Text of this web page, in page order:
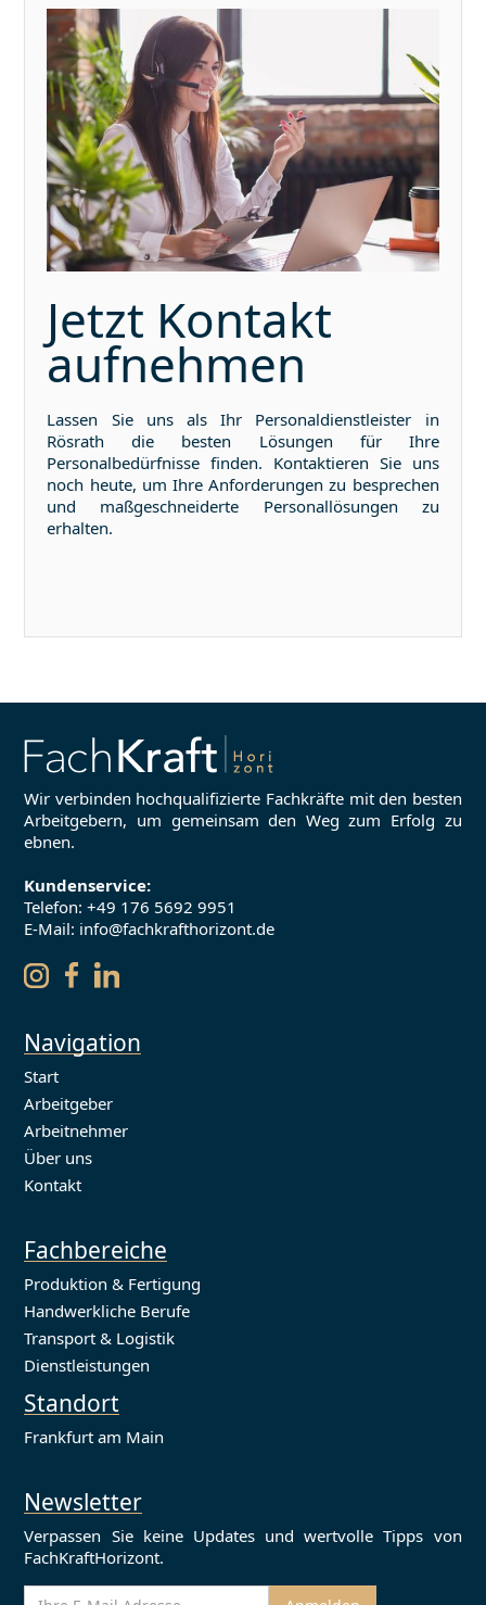
Jetzt Kontakt
aufnehmen
Lassen Sie uns als Ihr Personaldienstleister in
Rösrath die besten Lösungen für Ihre
Personalbedürfnisse finden. Kontaktieren Sie uns
noch heute, um Ihre Anforderungen zu besprechen
und maßgeschneiderte Personallösungen zu
erhalten.
Wir verbinden hochqualifizierte Fachkräfte mit den besten
Arbeitgebern, um gemeinsam den Weg zum Erfolg zu
ebnen.
Kundenservice:
Telefon:+49 176 5692 9951
E-Mail: info@fachkrafthorizont.de
Navigation
Start
Arbeitgeber
Arbeitnehmer
Über uns
Kontakt
Fachbereiche
Produktion & Fertigung
Handwerkliche Berufe
Transport & Logistik
Dienstleistungen
Standort
Frankfurt am Main
Newsletter
Verpassen Sie keine Updates und wertvolle Tipps von
FachKraftHorizont.